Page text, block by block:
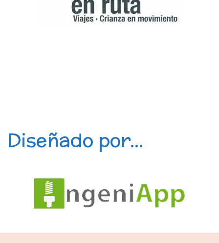
Diseñado por...